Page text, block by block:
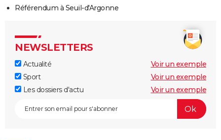
Référendum à Seuil-d'Argonne
NEWSLETTERS
Actualité
Voir un exemple
Sport
Voir un exemple
Les dossiers d'actu
Voir un exemple